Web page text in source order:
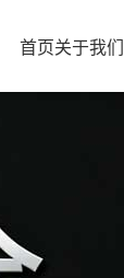
首页关于我们